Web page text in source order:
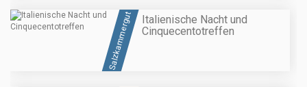
Salzkammergut
Italienische Nacht und
Cinquecentotreffen